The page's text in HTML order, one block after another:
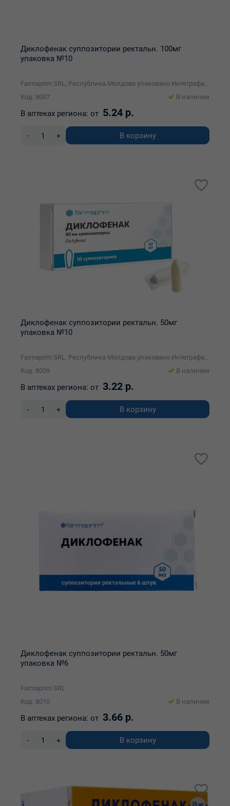
Диклофенак суппозитории ректальн. 100мг
упаковка №10
Farmaprim SRL, Республика Молдова упаковано Интеграфарм ЗАО
Код: 8007
В наличии
В аптеках региона: от 5.24 р.
- + В корзину
Диклофенак суппозитории ректальн. 50мг
упаковка №10
Farmaprim SRL, Республика Молдова упаковано Интеграфарм ЗАО
Код: 8009
В наличии
В аптеках региона: от 3.22 р.
- + В корзину
Диклофенак суппозитории ректальн. 50мг
упаковка №6
Farmaprim SRL
Код: 8010
В наличии
В аптеках региона: от 3.66 р.
- + В корзину